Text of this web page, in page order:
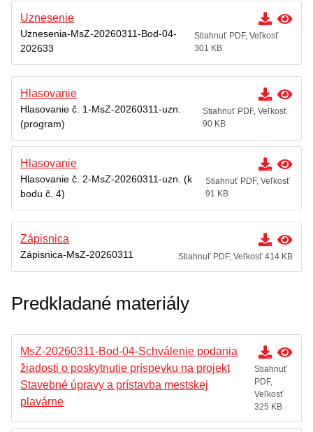
Dodávateľské faktúry
Krízový manažment
Miesto,lehota a spôsob podania opravného
prostriedku
Prehľad predpisov
Záverečný účet mesta
Územný plán
Dokumenty mesta
Uznesenie
Uznesenia-MsZ-20260311-Bod-04-
202633
Stiahnuť PDF, Veľkosť
301 KB
Hlasovanie
Hlasovanie č. 1-MsZ-20260311-uzn.
(program)
Stiahnuť PDF, Veľkosť
90 KB
Hlasovanie
Hlasovanie č. 2-MsZ-20260311-uzn. (k
bodu č. 4)
Stiahnuť PDF, Veľkosť
91 KB
Zápisnica
Zápisnica-MsZ-20260311 Stiahnuť PDF, Veľkosť 414 KB
Predkladané materiály
MsZ-20260311-Bod-04-Schválenie podania
žiadosti o poskytnutie príspevku na projekt
Stavebné úpravy a prístavba mestskej
plavárne
Stiahnuť
PDF,
Veľkosť
325 KB